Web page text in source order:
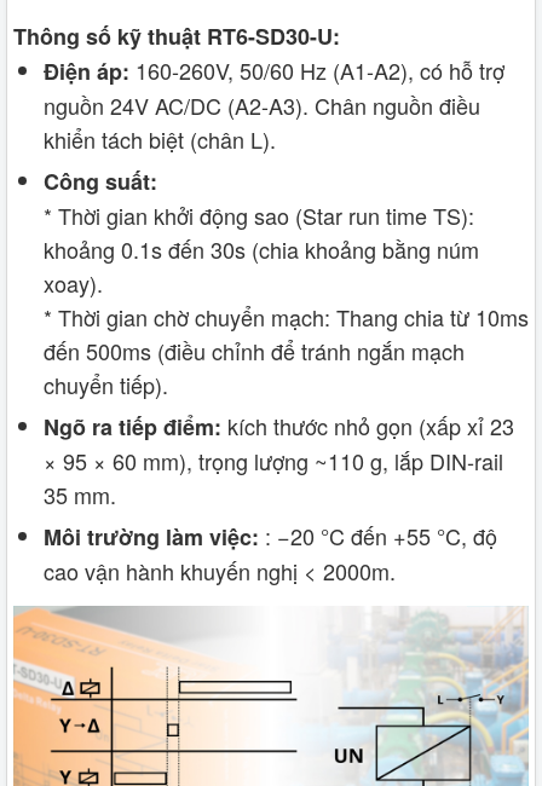
Thông số kỹ thuật RT6-SD30-U:
Điện áp: 160-260V, 50/60 Hz (A1-A2), có hỗ trợ
nguồn 24V AC/DC (A2-A3). Chân nguồn điều
khiển tách biệt (chân L).
Công suất:
* Thời gian khởi động sao (Star run time TS):
khoảng 0.1s đến 30s (chia khoảng bằng núm
xoay).
* Thời gian chờ chuyển mạch: Thang chia từ 10ms
đến 500ms (điều chỉnh để tránh ngắn mạch
chuyển tiếp).
Ngõ ra tiếp điểm: kích thước nhỏ gọn (xấp xỉ 23
× 95 × 60 mm), trọng lượng ~110 g, lắp DIN‑rail
35 mm.
Môi trường làm việc: : −20 °C đến +55 °C, độ
cao vận hành khuyến nghị < 2000m.